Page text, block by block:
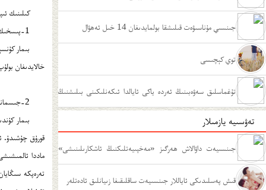
جىنسىي مۇناسىۋەت قىلىشقا بولمايدىغان 14 خىل ئەھۋال
توي كېچىسى
تۇغماسلىق سەۋەبىنىڭ ئەردە ياكى ئايالدا ئىكەنلىكىنى بىلىشنىڭ
ئۇسۇللىرى
تەۋسىيە يازمىلار
جىنسىيەت داۋالاش ھەرگىز «مەخپىيەتلىكنىڭ ئاشكارىلىنىشى»
ئەمەس قىش پەسلىدىكى ئاياللار جىنسىيەت ساقلىقىغا زىيانلىق ئادەتلەر
كىلىنىك
1-پىسخىك جەھەتتىكى ئالامەتلەر.
بىمار
خالايدىغان
2-جىسمانىي جەھەتتىكى ئالامەتلەر.
بىمار
قورۇق چۇشىدۇ.
ماددا
تەرەپكە